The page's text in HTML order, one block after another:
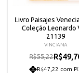
Livro Paisajes
Coleção Leonardo
21139
VINCIANA
R$55,22
R$47,22 com